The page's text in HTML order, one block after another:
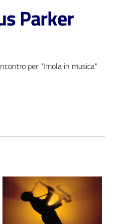
Parker
per "Imola in musica"